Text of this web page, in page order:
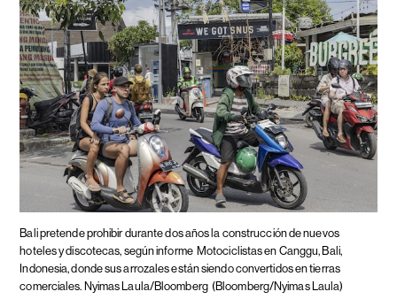
Bali pretende prohibir durante dos años la construcción de nuevos
hoteles y discotecas, según informe Motociclistas en Canggu, Bali,
Indonesia, donde sus arrozales están siendo convertidos en tierras
comerciales. Nyimas Laula/Bloomberg (Bloomberg/Nyimas Laula)